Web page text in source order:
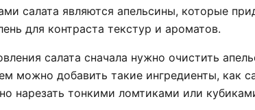
салата являются апельсины, которые
для контраста текстур и ароматов.
салата сначала нужно очистить
можно добавить такие ингредиенты, как
нарезать тонкими ломтиками или